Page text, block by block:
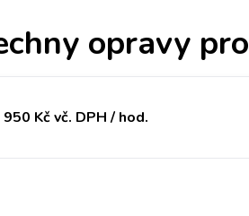
opravy pro
Kč vč. DPH / hod.